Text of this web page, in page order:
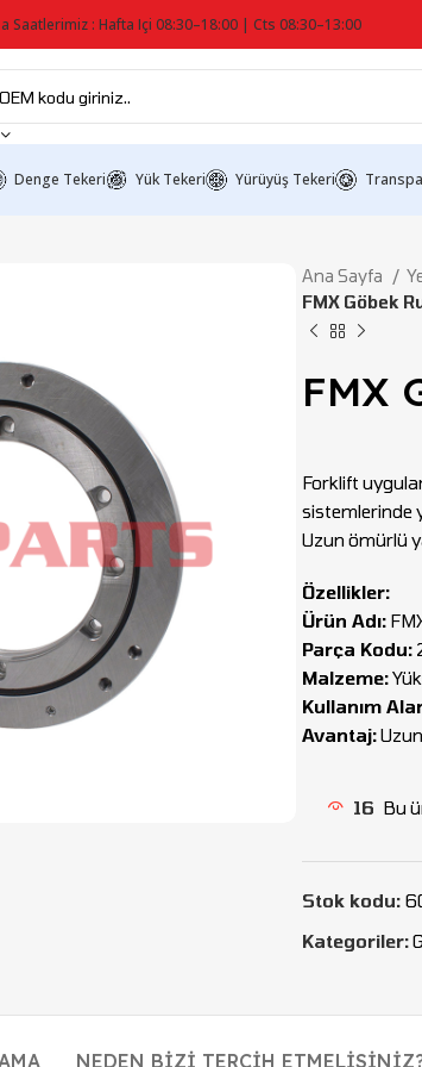
Saatlerimiz : Hafta Içi 08:30–18:00 | Cts 08:30–13:00
Denge Tekeri Yük Tekeri Yürüyüş Tekeri
Ana Sayfa
FMX Göbek
FMX
Forklift
sistemlerinde
Uzun ömürlü
Özellikler:
Ürün Adı:
Parça Kodu:
Malzeme:
Kullanım
Avantaj:
16 Bu
Stok kodu:
Kategoriler:
NEDEN BIZI TERCIH